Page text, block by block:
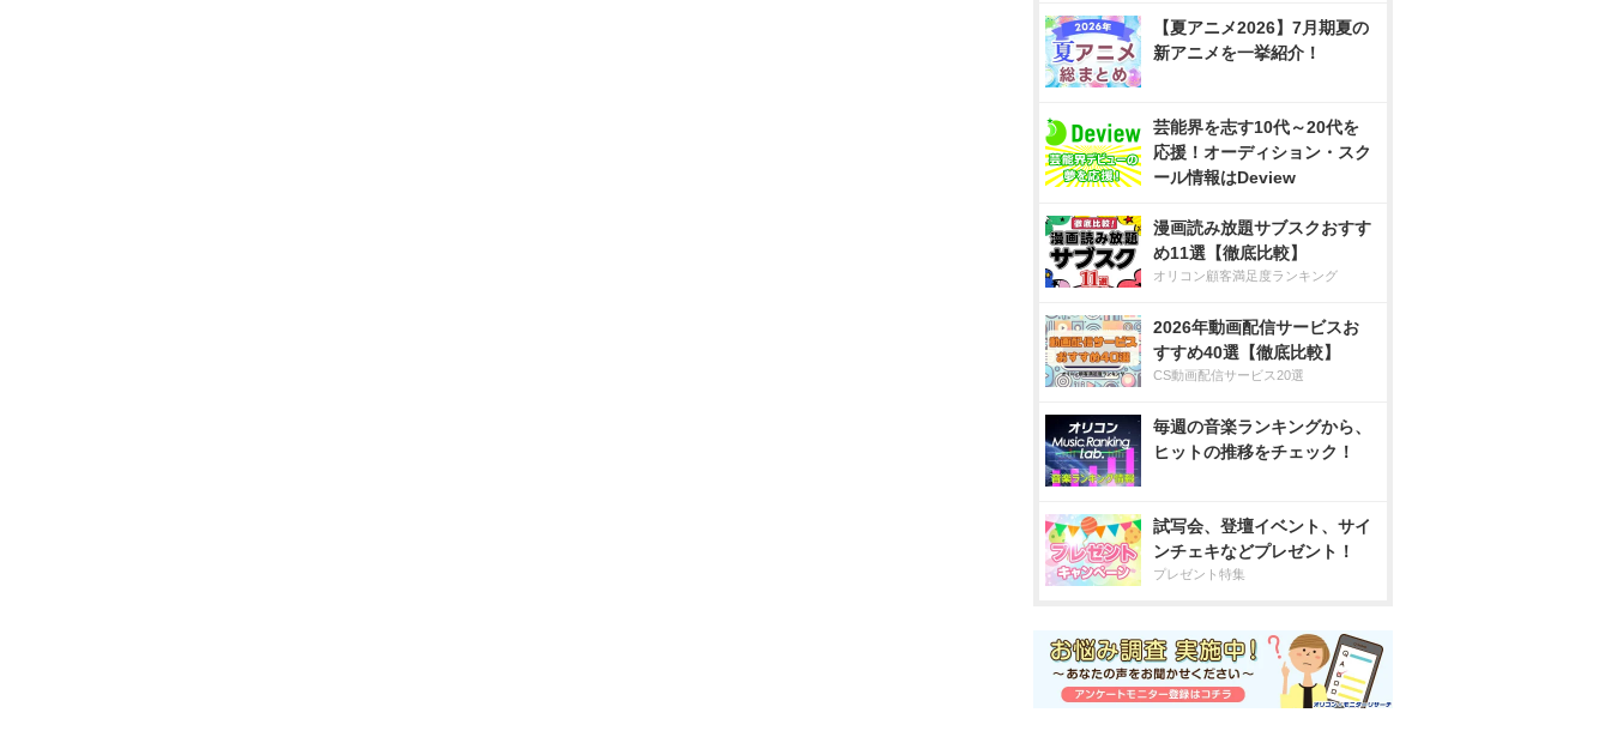
【夏アニメ2026】7月期夏の
新アニメを一挙紹介！
芸能界を志す10代～20代を
応援！オーディション・スク
ール情報はDeview
漫画読み放題サブスクおすす
め11選【徹底比較】
オリコン顧客満足度ランキング
2026年動画配信サービスお
すすめ40選【徹底比較】
CS動画配信サービス20選
毎週の音楽ランキングから、
ヒットの推移をチェック！
試写会、登壇イベント、サイ
ンチェキなどプレゼント！
プレゼント特集